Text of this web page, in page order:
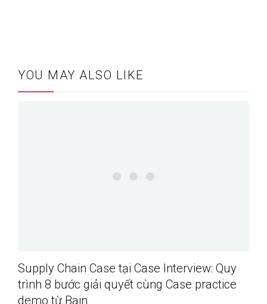
YOU MAY ALSO LIKE
Supply Chain Case tại Case Interview: Quy
trình 8 bước giải quyết cùng Case practice
demo từ Bain